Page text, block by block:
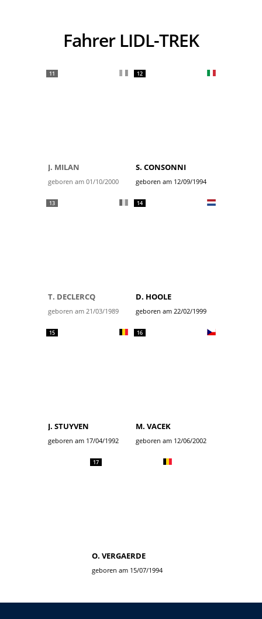
Fahrer LIDL-TREK
11
J. MILAN
geboren am 01/10/2000
12
S. CONSONNI
geboren am 12/09/1994
13
T. DECLERCQ
geboren am 21/03/1989
14
D. HOOLE
geboren am 22/02/1999
15
J. STUYVEN
geboren am 17/04/1992
16
M. VACEK
geboren am 12/06/2002
17
O. VERGAERDE
geboren am 15/07/1994